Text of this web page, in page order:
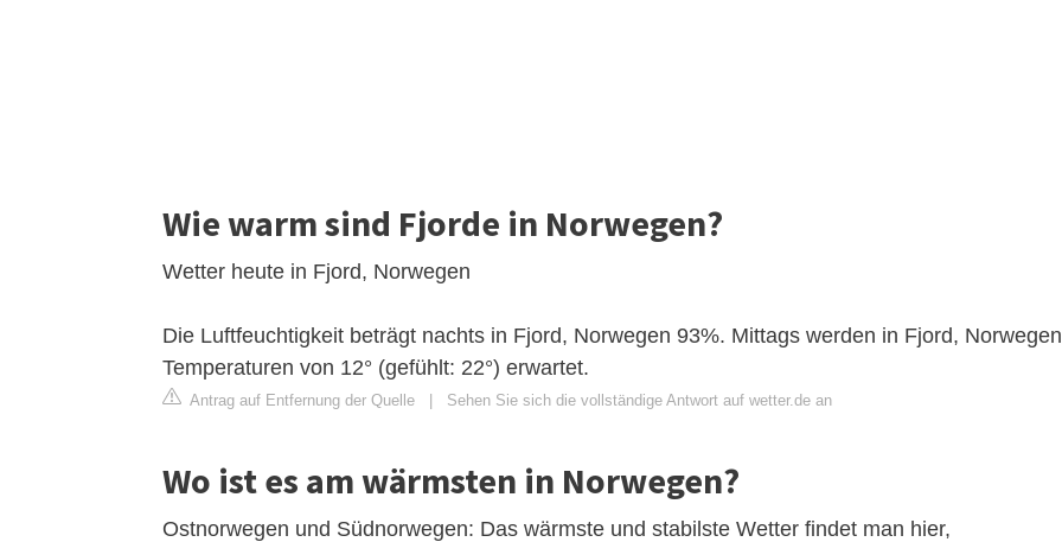
Wie warm sind Fjorde in Norwegen?
Wetter heute in Fjord, Norwegen
Die Luftfeuchtigkeit beträgt nachts in Fjord, Norwegen 93%. Mittags werden in Fjord, Norwegen
Temperaturen von 12° (gefühlt: 22°) erwartet.
Antrag auf Entfernung der Quelle Sehen Sie sich die vollständige Antwort auf wetter.de an
Wo ist es am wärmsten in Norwegen?
Ostnorwegen und Südnorwegen: Das wärmste und stabilste Wetter findet man hier,